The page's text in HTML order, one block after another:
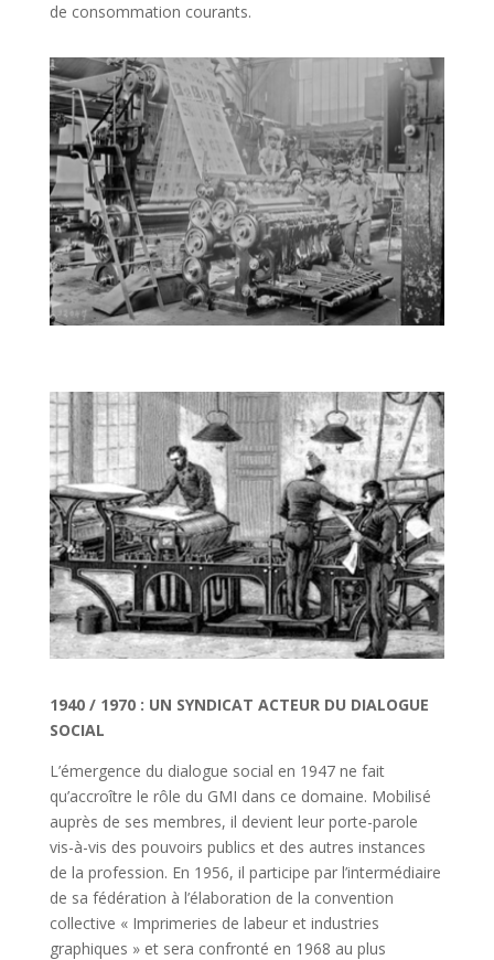
de consommation courants.
1940 / 1970 : UN SYNDICAT ACTEUR DU DIALOGUE
SOCIAL
L’émergence du dialogue social en 1947 ne fait
qu’accroître le rôle du GMI dans ce domaine. Mobilisé
auprès de ses membres, il devient leur porte-parole
vis-à-vis des pouvoirs publics et des autres instances
de la profession. En 1956, il participe par l’intermédiaire
de sa fédération à l’élaboration de la convention
collective « Imprimeries de labeur et industries
graphiques » et sera confronté en 1968 au plus